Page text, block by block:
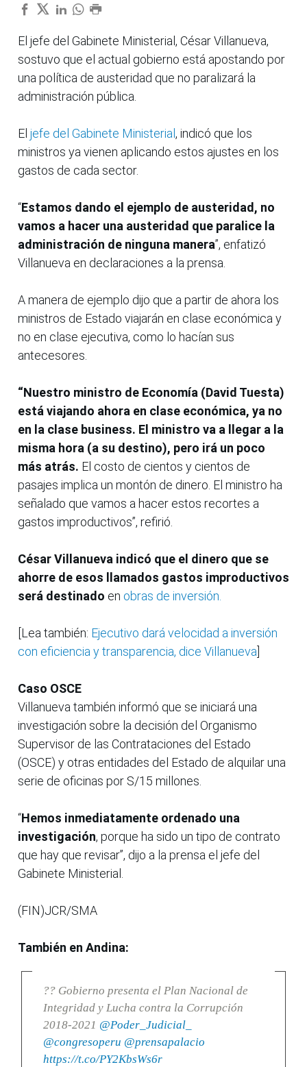
El jefe del Gabinete Ministerial, César Villanueva,
sostuvo que el actual gobierno está apostando por
una política de austeridad que no paralizará la
administración pública.
El jefe del Gabinete Ministerial , indicó que los
ministros ya vienen aplicando estos ajustes en los
gastos de cada sector.
“Estamos dando el ejemplo de austeridad, no
vamos a hacer una austeridad que paralice la
administración de ninguna manera”, enfatizó
Villanueva en declaraciones a la prensa.
A manera de ejemplo dijo que a partir de ahora los
ministros de Estado viajarán en clase económica y
no en clase ejecutiva, como lo hacían sus
antecesores.
“Nuestro ministro de Economía (David Tuesta)
está viajando ahora en clase económica, ya no
en la clase business. El ministro va a llegar a la
misma hora (a su destino), pero irá un poco
más atrás. El costo de cientos y cientos de
pasajes implica un montón de dinero. El ministro ha
señalado que vamos a hacer estos recortes a
gastos improductivos”, refirió.
César Villanueva indicó que el dinero que se
ahorre de esos llamados gastos improductivos
será destinado en obras de inversión.
[Lea también: Ejecutivo dará velocidad a inversión
con eficiencia y transparencia, dice Villanueva
Caso OSCE
Villanueva también informó que se iniciará una
investigación sobre la decisión del Organismo
Supervisor de las Contrataciones del Estado
(OSCE) y otras entidades del Estado de alquilar una
serie de oficinas por S/15 millones.
“Hemos inmediatamente ordenado una
investigación, porque ha sido un tipo de contrato
que hay que revisar”, dijo a la prensa el jefe del
Gabinete Ministerial.
(FIN)JCR/SMA
También en Andina:
?? Gobierno presenta el Plan Nacional de
Integridad y Lucha contra la Corrupción
2018-2021 @Poder_Judicial_
@congresoperu @prensapalacio
https://t.co/PY2KbsWs6r